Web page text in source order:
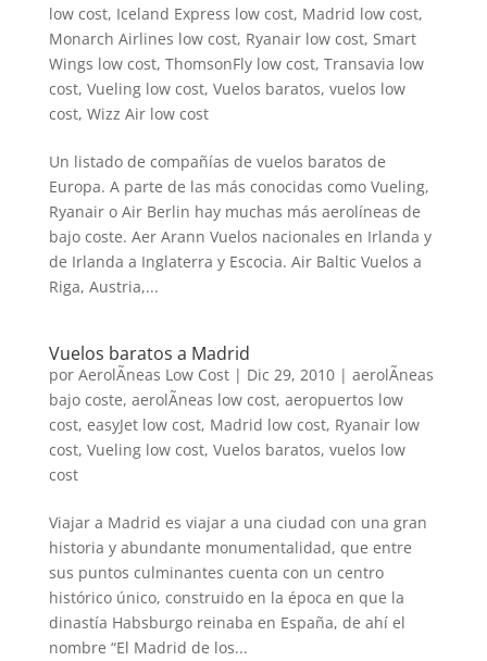
low cost, Iceland Express low cost, Madrid low cost,
Monarch Airlines low cost, Ryanair low cost, Smart
Wings low cost, ThomsonFly low cost, Transavia low
cost, Vueling low cost, Vuelos baratos, vuelos low
cost, Wizz Air low cost
Un listado de compañías de vuelos baratos de
Europa. A parte de las más conocidas como Vueling,
Ryanair o Air Berlin hay muchas más aerolíneas de
bajo coste. Aer Arann Vuelos nacionales en Irlanda y
de Irlanda a Inglaterra y Escocia. Air Baltic Vuelos a
Riga, Austria,...
Vuelos baratos a Madrid
por AerolÃ­neas Low Cost| Dic 29, 2010| aerolÃ­neas
bajo coste, aerolÃ­neas low cost, aeropuertos low
cost, easyJet low cost, Madrid low cost, Ryanair low
cost, Vueling low cost, Vuelos baratos, vuelos low
cost
Viajar a Madrid es viajar a una ciudad con una gran
historia y abundante monumentalidad, que entre
sus puntos culminantes cuenta con un centro
histórico único, construido en la época en que la
dinastía Habsburgo reinaba en España, de ahí el
nombre “El Madrid de los...